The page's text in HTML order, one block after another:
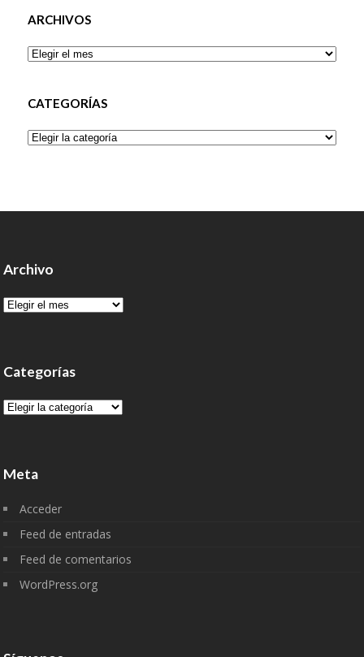
ARCHIVOS
Archivos
CATEGORÍAS
Categorías
Archivo
Archivo
Categorías
Categorías
Meta
Acceder
Feed de entradas
Feed de comentarios
WordPress.org